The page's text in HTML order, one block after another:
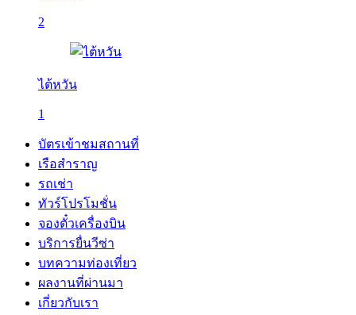
2
ไต้หวัน
1
บัตรเข้าชมสถานที่
เรือสำราญ
รถเช่า
ทัวร์โปรโมชั่น
จองตั๋วเครื่องบิน
บริการยื่นวีซ่า
บทความท่องเที่ยว
ผลงานที่ผ่านมา
เกี่ยวกับเรา